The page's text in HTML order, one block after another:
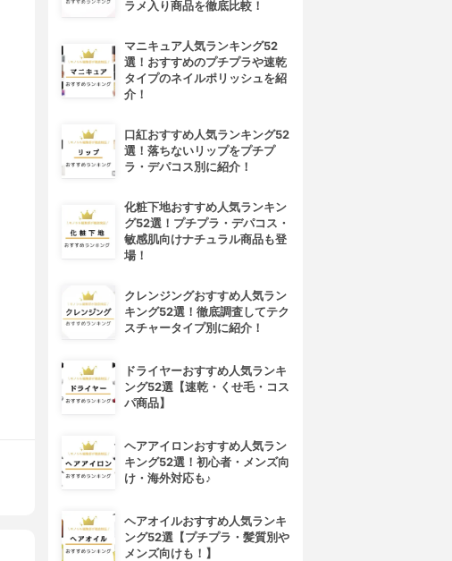
ラメ入り商品を徹底比較！
マニキュア人気ランキング52
選！おすすめのプチプラや速乾
タイプのネイルポリッシュを紹
介！
口紅おすすめ人気ランキング52
選！落ちないリップをプチプ
ラ・デパコス別に紹介！
化粧下地おすすめ人気ランキン
グ52選！プチプラ・デパコス・
敏感肌向けナチュラル商品も登
場！
クレンジングおすすめ人気ラン
キング52選！徹底調査してテク
スチャータイプ別に紹介！
ドライヤーおすすめ人気ランキ
ング52選【速乾・くせ毛・コス
パ商品】
ヘアアイロンおすすめ人気ラン
キング52選！初心者・メンズ向
け・海外対応も♪
ヘアオイルおすすめ人気ランキ
ング52選【プチプラ・髪質別や
メンズ向けも！】